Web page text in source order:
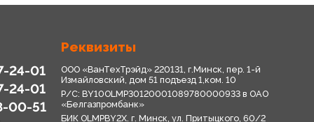
24-01
24-01
00-51
Реквизиты
ООО «ВанТехТрэйд» 220131, г.Минск, пер. 1-й
Измайловский, дом 51 подъезд 1,ком. 10
Р/С: BY10OLMP30120001089780000933 в OАО
«Белгазпромбанк»
БИК OLMPBY2X. г. Минск, ул. Притыцкого, 60/2